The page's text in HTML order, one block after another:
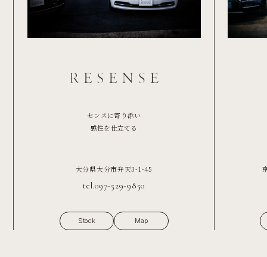
センスに寄り添い
感性を仕立てる
大分県大分市弁天3-1-45
tel.097-529-9850
Stock Map